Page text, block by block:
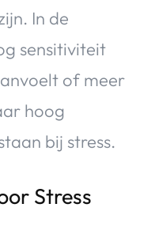
In de
sensitiviteit
of meer
hoog
bij stress.
Stress